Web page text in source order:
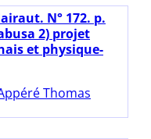
N° 172. p.
2) projet
et physique-
Thomas